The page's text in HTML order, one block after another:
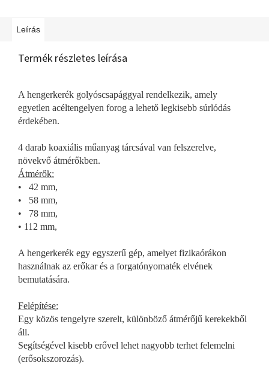
Leírás
Termék részletes leírása
A hengerkerék golyóscsapággyal rendelkezik, amely
egyetlen acéltengelyen forog a lehető legkisebb súrlódás
érdekében.
4 darab koaxiális műanyag tárcsával van felszerelve,
növekvő átmérőkben.
Átmérők:
• 42 mm,
• 58 mm,
• 78 mm,
• 112 mm,
A hengerkerék egy egyszerű gép, amelyet fizikaórákon
használnak az erőkar és a forgatónyomaték elvének
bemutatására.
Felépítése:
Egy közös tengelyre szerelt, különböző átmérőjű kerekekből
áll.
Segítségével kisebb erővel lehet nagyobb terhet felemelni
(erősokszorozás).